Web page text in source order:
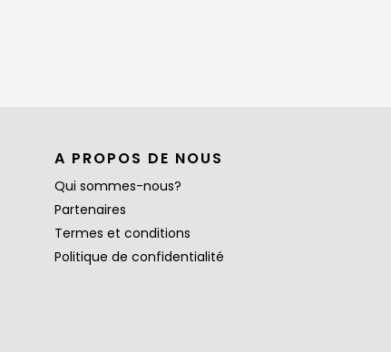
A PROPOS DE NOUS
Qui sommes-nous?
Partenaires
Termes et conditions
Politique de confidentialité